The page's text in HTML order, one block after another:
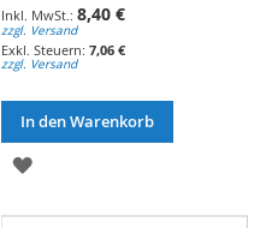
8,40 €
zzgl. Versand
7,06 €
zzgl. Versand
In den Warenkorb
ZUR